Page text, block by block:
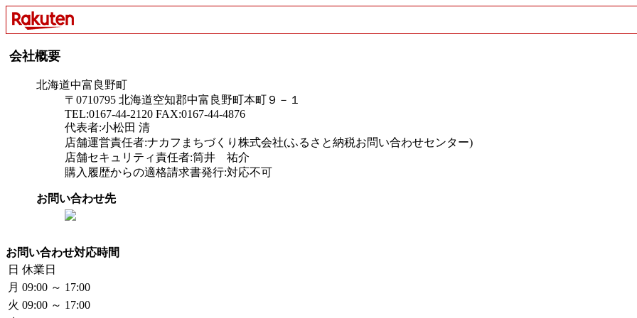
会社概要
北海道中富良野町
〒0710795 北海道空知郡中富良野町本町９－１
TEL:0167-44-2120 FAX:0167-44-4876
代表者:小松田 清
店舗運営責任者:ナカフまちづくり株式会社(ふるさと納税お問い合わせセンター)
店舗セキュリティ責任者:筒井 祐介
購入履歴からの適格請求書発行:対応不可
お問い合わせ先
お問い合わせ対応時間
日 休業日
月 09:00 ～ 17:00
火 09:00 ～ 17:00